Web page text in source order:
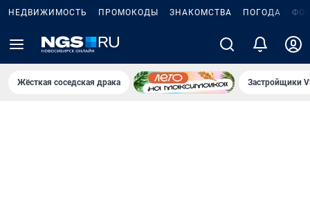
НЕДВИЖИМОСТЬ ПРОМОКОДЫ ЗНАКОМСТВА ПОГОДА
Жёсткая соседская драка Застройщики